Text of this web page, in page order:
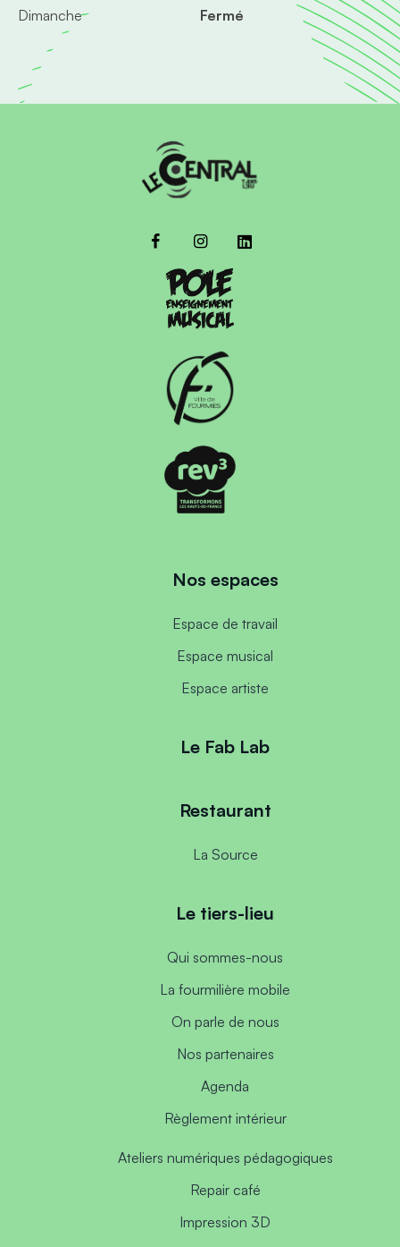
Dimanche Fermé
Nos espaces
Espace de travail
Espace musical
Espace artiste
Le Fab Lab
Restaurant
La Source
Le tiers-lieu
Qui sommes-nous
La fourmilière mobile
On parle de nous
Nos partenaires
Agenda
Règlement intérieur
Ateliers numériques pédagogiques
Repair café
Impression 3D